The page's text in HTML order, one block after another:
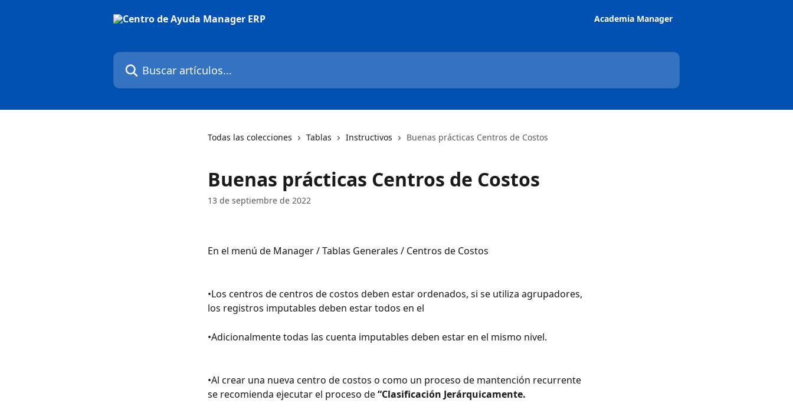
Academia Manager
Buscar artículos...
Todas las colecciones Tablas Instructivos Buenas prácticas Centros de Costos
Buenas prácticas Centros de Costos
13 de septiembre de 2022
En el menú de Manager / Tablas Generales / Centros de Costos
•Los centros de centros de costos deben estar ordenados, si se utiliza agrupadores,
los registros imputables deben estar todos en el
•Adicionalmente todas las cuenta imputables deben estar en el mismo nivel.
•Al crear una nueva centro de costos o como un proceso de mantención recurrente
se recomienda ejecutar el proceso de “Clasificación Jerárquicamente.